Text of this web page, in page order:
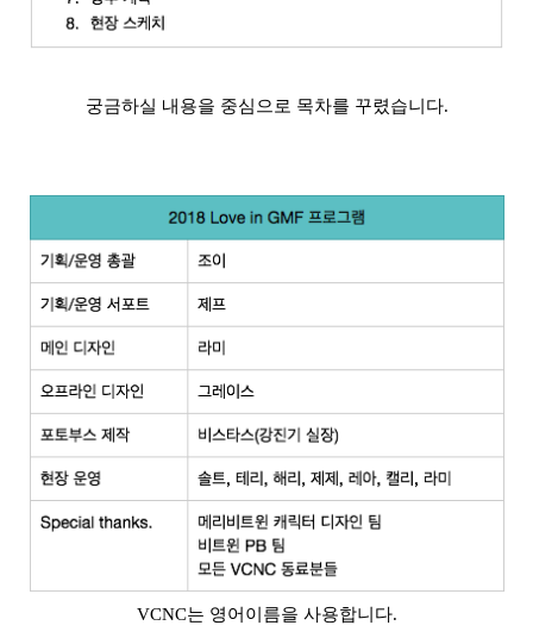
궁금하실 내용을 중심으로 목차를 꾸렸습니다.
VCNC는 영어이름을 사용합니다.